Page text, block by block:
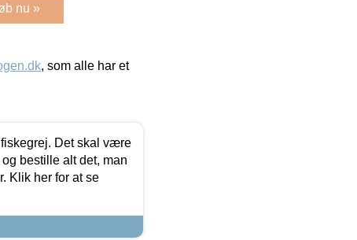
nu »
, som alle har et
Det skal være
bestille alt det, man
Klik her for at se